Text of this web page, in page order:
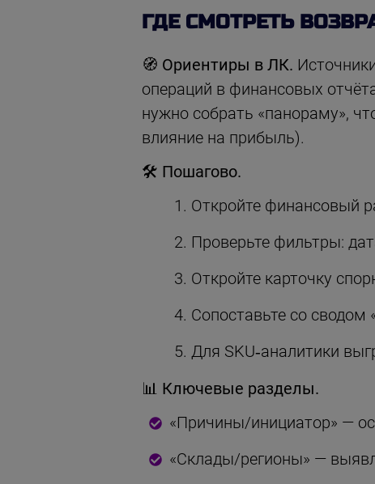
ГДЕ СМОТРЕТЬ
🧭 Ориентиры в ЛК.
операций в финансовых
нужно собрать «панораму»,
влияние на прибыль).
🛠 Пошагово.
Откройте финансовый
Проверьте фильтры:
Откройте карточку
Сопоставьте со сводом
Для SKU‑аналитики
📊 Ключевые разделы.
«Причины/инициатор» —
«Склады/регионы» —